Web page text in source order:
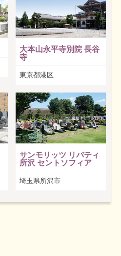
大本山永平寺別院 長谷
寺
東京都港区
サンモリッツ リバティ
所沢 セントソフィア
埼玉県所沢市